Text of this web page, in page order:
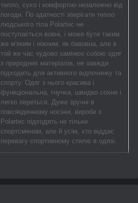
тепло, сухо і комфортно незалежно від
погоди. По здатності зберігати тепло
людського тіла Polartec не
поступається вовні, і може бути таким
же м'яким і ніжним, як бавовна, але в
той же час чудово замінює собою одяг
з природних матеріалів, не завжди
підходить для активного відпочинку та
спорту. Одяг з нього красива і
функціональна, гнучка, швидко сохне і
легко переться. Дуже зручні в
повсякденному носінні, вироби з
Polartec підходять не тільки
спортсменам, але й усім, хто віддає
перевагу спортивному стилю в одязі.